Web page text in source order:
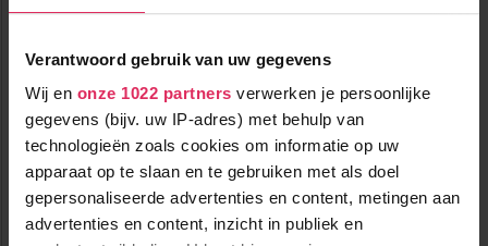
Verantwoord gebruik van uw gegevens
Wij en onze 1022 partners verwerken je persoonlijke
gegevens (bijv. uw IP-adres) met behulp van
technologieën zoals cookies om informatie op uw
apparaat op te slaan en te gebruiken met als doel
gepersonaliseerde advertenties en content, metingen aan
advertenties en content, inzicht in publiek en
Ski-in ski-out chalet met sauna in Hochfügen voor 8 personen!
300m tot centrum